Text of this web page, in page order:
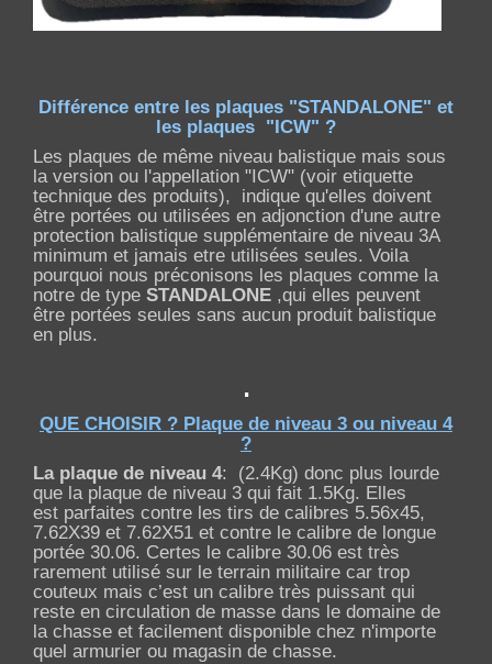
Différence entre les plaques "STANDALONE" et
les plaques "ICW" ?
Les plaques de même niveau balistique mais sous
la version ou l'appellation "ICW" (voir etiquette
technique des produits), indique qu'elles doivent
être portées ou utilisées en adjonction d'une autre
protection balistique supplémentaire de niveau 3A
minimum et jamais etre utilisées seules. Voila
pourquoi nous préconisons les plaques comme la
notre de type STANDALONE ,qui elles peuvent
être portées seules sans aucun produit balistique
en plus.
.
QUE CHOISIR ? Plaque de niveau 3 ou niveau 4
?
La plaque de niveau 4: (2.4Kg) donc plus lourde
que la plaque de niveau 3 qui fait 1.5Kg. Elles
est parfaites contre les tirs de calibres 5.56x45,
7.62X39 et 7.62X51 et contre le calibre de longue
portée 30.06. Certes le calibre 30.06 est très
rarement utilisé sur le terrain militaire car trop
couteux mais c’est un calibre très puissant qui
reste en circulation de masse dans le domaine de
la chasse et facilement disponible chez n'importe
quel armurier ou magasin de chasse.